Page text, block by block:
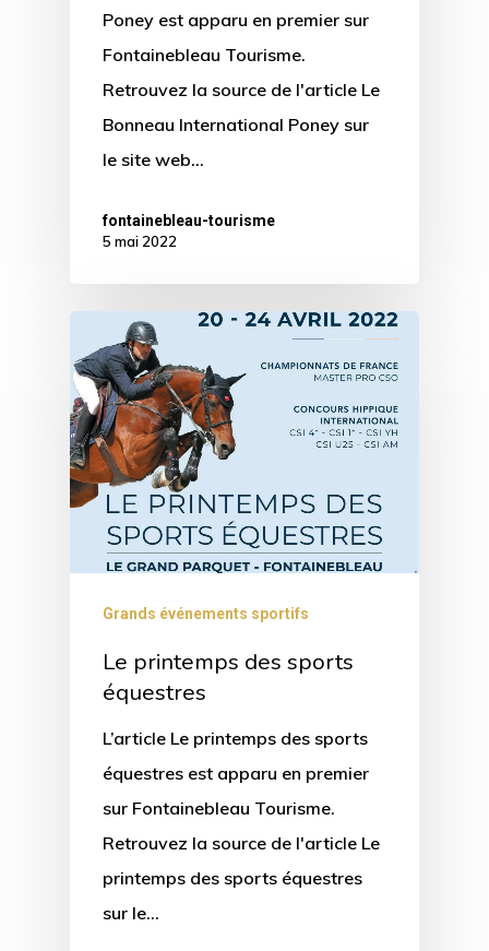
Poney est apparu en premier sur
Fontainebleau Tourisme.
Retrouvez la source de l'article Le
Bonneau International Poney sur
le site web…
fontainebleau-tourisme
5 mai 2022
Grands événements sportifs
Le printemps des sports
équestres
L’article Le printemps des sports
équestres est apparu en premier
sur Fontainebleau Tourisme.
Retrouvez la source de l'article Le
printemps des sports équestres
sur le…